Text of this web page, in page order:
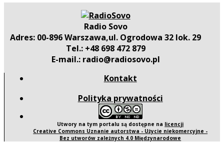
Radio Sovo
Adres: 00-896 Warszawa,ul. Ogrodowa 32 lok. 29
Tel.: +48 698 472 879
E-mail.: radio@radiosovo.pl
Kontakt
Polityka prywatności
Utwory na tym portalu są dostępne na licencji
Creative Commons Uznanie autorstwa - Użycie niekomercyjne -
Bez utworów zależnych 4.0 Międzynarodowe